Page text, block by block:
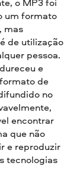
um formato
mas
de utilização
pessoa.
e
de
no
encontrar
que não
e reproduzir
tecnologias